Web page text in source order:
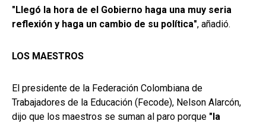
"Llegó la hora de el Gobierno haga una muy seria
reflexión y haga un cambio de su política", añadió.
LOS MAESTROS
El presidente de la Federación Colombiana de
Trabajadores de la Educación (Fecode), Nelson Alarcón,
dijo que los maestros se suman al paro porque "la